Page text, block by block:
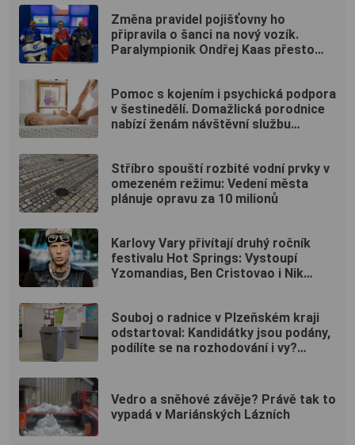
Změna pravidel pojišťovny ho
připravila o šanci na nový vozík.
Paralympionik Ondřej Kaas přesto
Pomoc s kojením i psychická podpora
v šestinedělí. Domažlická porodnice
nabízí ženám návštěvní službu
Stříbro spouští rozbité vodní prvky v
omezeném režimu: Vedení města
plánuje opravu za 10 milionů
Karlovy Vary přivítají druhý ročník
festivalu Hot Springs: Vystoupí
Yzomandias, Ben Cristovao i Nik
Souboj o radnice v Plzeňském kraji
odstartoval: Kandidátky jsou podány,
podílíte se na rozhodování i vy?
Vedro a sněhové závěje? Právě tak to
vypadá v Mariánských Lázních